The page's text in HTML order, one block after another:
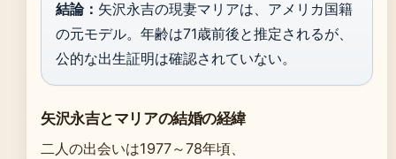
結論： 矢沢永吉の現妻マリアは、アメリカ国籍
の元モデル。年齢は71歳前後と推定されるが、
公的な出生証明は確認されていない。
矢沢永吉とマリアの結婚の経緯
二人の出会いは1977～78年頃、